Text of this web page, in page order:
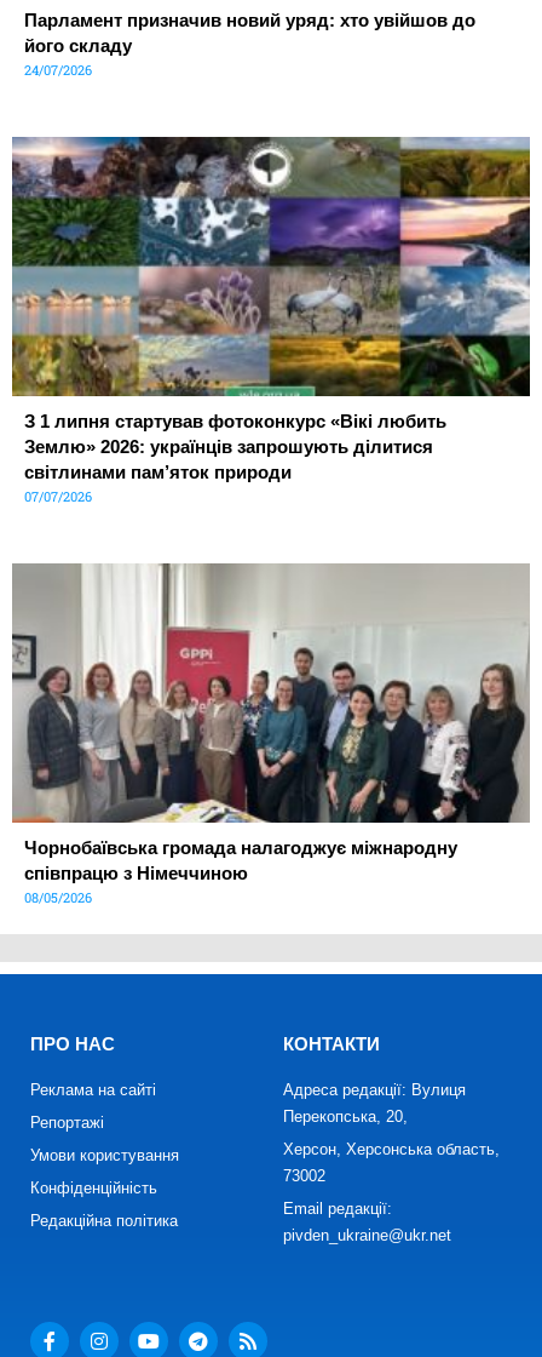
Парламент призначив новий уряд: хто увійшов до
його складу
24/07/2026
З 1 липня стартував фотоконкурс «Вікі любить
Землю» 2026: українців запрошують ділитися
світлинами пам’яток природи
07/07/2026
Чорнобаївська громада налагоджує міжнародну
співпрацю з Німеччиною
08/05/2026
ПРО НАС
Реклама на сайті
Репортажі
Умови користування
Конфіденційність
Редакційна політика
КОНТАКТИ
Адреса редакції: Вулиця
Перекопська, 20,
Херсон, Херсонська область,
73002
Email редакції:
pivden_ukraine@ukr.net